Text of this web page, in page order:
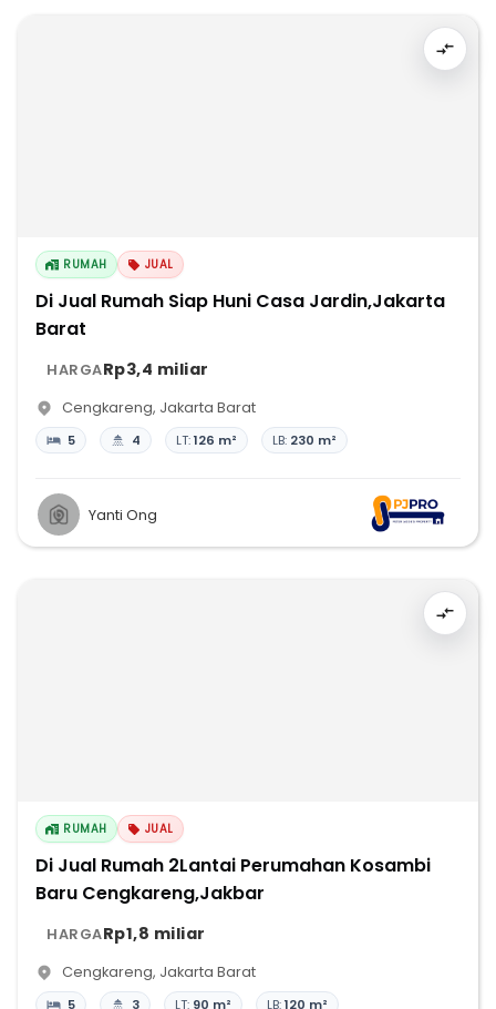
RUMAH JUAL
Di Jual Rumah Siap Huni Casa Jardin,Jakarta
Barat
HARGARp3,4 miliar
Cengkareng, Jakarta Barat
5 4 LT:126 m² LB: 230 m²
Yanti Ong
RUMAH JUAL
Di Jual Rumah 2Lantai Perumahan Kosambi
Baru Cengkareng,Jakbar
HARGARp1,8 miliar
Cengkareng, Jakarta Barat
5 3 LT: 90 m² LB:120 m²